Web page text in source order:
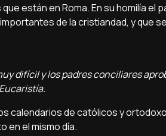
están en Roma. En su homilía el
de la cristiandad, y que
difícil y los padres conciliares
calendarios de católicos y
en el mismo día.